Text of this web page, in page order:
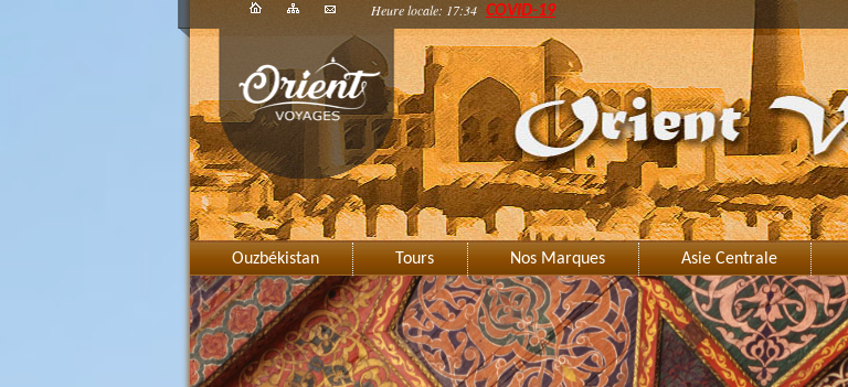
Heure locale: 17:34 COVID-19
Ouzbékistan Tours Nos Marques Asie Centrale